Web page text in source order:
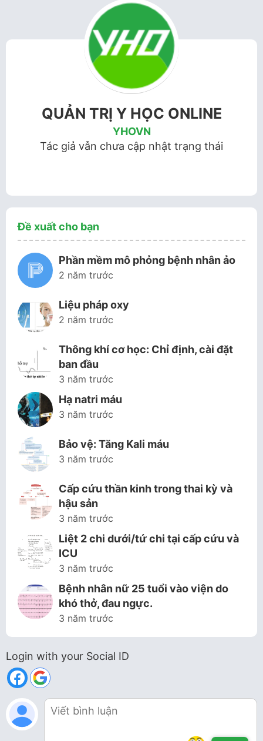
QUẢN TRỊ Y HỌC ONLINE
YHOVN
Tác giả vẫn chưa cập nhật trạng thái
Đề xuất cho bạn
Phần mềm mô phỏng bệnh nhân ảo
2 năm trước
Liệu pháp oxy
2 năm trước
Thông khí cơ học: Chỉ định, cài đặt
ban đầu
3 năm trước
Hạ natri máu
3 năm trước
Bảo vệ: Tăng Kali máu
3 năm trước
Cấp cứu thần kinh trong thai kỳ và
hậu sản
3 năm trước
Liệt 2 chi dưới/tứ chi tại cấp cứu và
ICU
3 năm trước
Bệnh nhân nữ 25 tuổi vào viện do
khó thở, đau ngực.
3 năm trước
Login with your Social ID